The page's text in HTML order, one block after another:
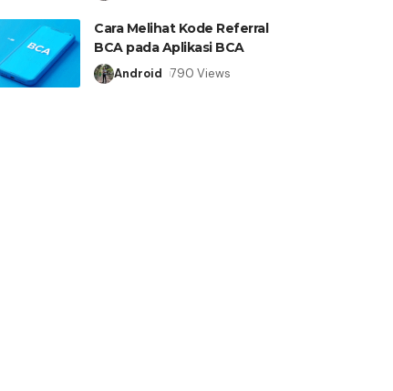
Cara Melihat Kode Referral
BCA pada Aplikasi BCA
Android 790 Views